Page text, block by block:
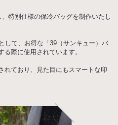
、特別仕様の保冷バッグを制作いたし
して、お得な「39（サンキュー）バ
際に使用されています。
れており、見た目にもスマートな印